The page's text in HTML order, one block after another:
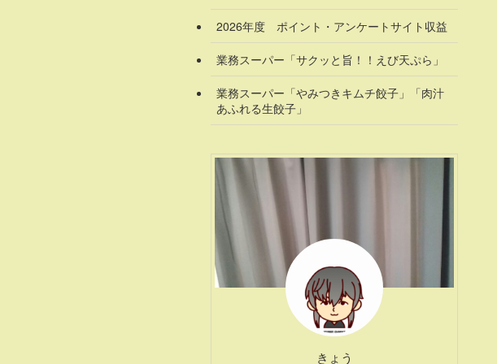
2026年度 ポイント・アンケートサイト収益
業務スーパー「サクッと旨！！えび天ぷら」
業務スーパー「やみつきキムチ餃子」「肉汁
あふれる生餃子」
きょう